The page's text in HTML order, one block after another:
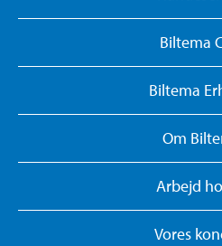
Biltema
Biltema
Om
Arbejd
Vores